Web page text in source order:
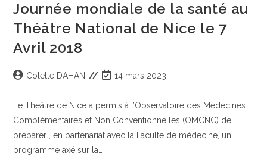
Journée mondiale de la santé au
Théâtre National de Nice le 7
Avril 2018
Colette DAHAN 14 mars 2023
Le Théâtre de Nice a permis à l’Observatoire des Médecines
Complémentaires et Non Conventionnelles (OMCNC) de
préparer , en partenariat avec la Faculté de médecine, un
programme axé sur la…